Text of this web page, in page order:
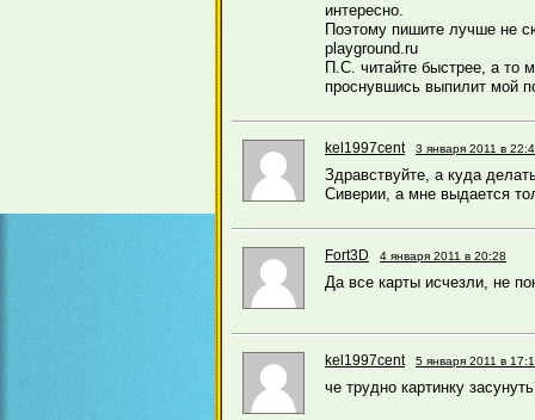
интересно.
Поэтому пишите лучше не
playground.ru
П.С. читайте быстрее, а то
проснувшись выпилит мой
kel1997cent 3 января 2011 в
Здравствуйте, а куда
Сиверии, а мне выдается
Fort3D 4 января 2011 в 20:28
Да все карты исчезли, не
kel1997cent 5 января 2011 в
че трудно картинку